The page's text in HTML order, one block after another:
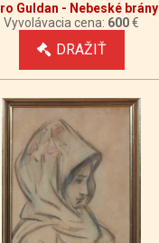
Guldan - Nebeské brány
Vyvolávacia cena: 600€
DRAŽIŤ